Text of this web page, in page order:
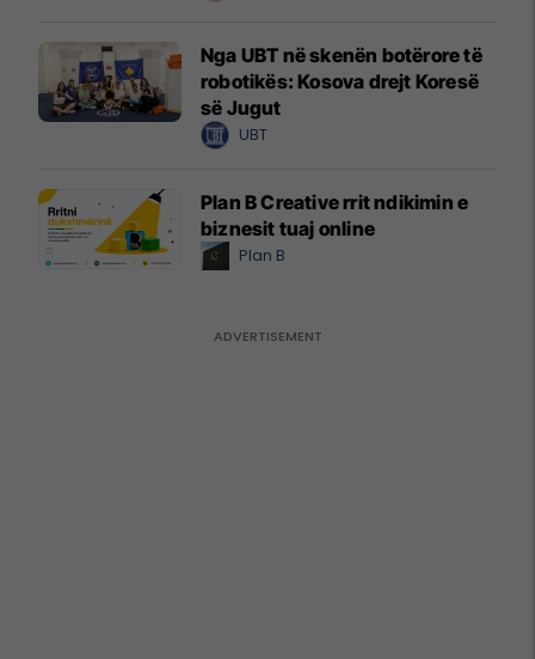
Nga UBT në skenën botërore të
robotikës: Kosova drejt Koresë
së Jugut
UBT
Plan B Creative rrit ndikimin e
biznesit tuaj online
Plan B